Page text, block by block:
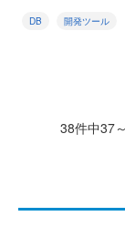
DB 開発ツール
38件中37